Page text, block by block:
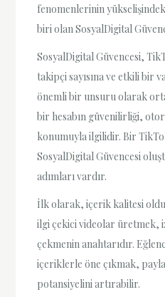
fenomenlerinin
biri olan SosyalDigital
SosyalDigital Güvencesi,
takipçi sayısına ve etkili bir
önemli bir unsuru olarak
bir hesabın güvenilirliği,
konumuyla ilgilidir. Bir
SosyalDigital Güvencesi
adımları vardır.
İlk olarak, içerik kalitesi
ilgi çekici videolar üretmek,
çekmenin anahtarıdır.
içeriklerle öne çıkmak,
potansiyelini artırabilir.